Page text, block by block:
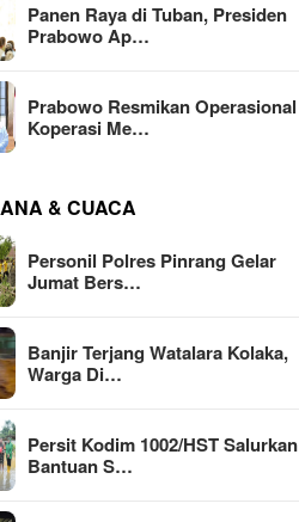
Panen Raya di Tuban, Presiden
Prabowo Ap…
Prabowo Resmikan Operasional
Koperasi Me…
& CUACA
Personil Polres Pinrang Gelar
Jumat Bers…
Banjir Terjang Watalara Kolaka,
Warga Di…
Persit Kodim 1002/HST Salurkan
Bantuan S…